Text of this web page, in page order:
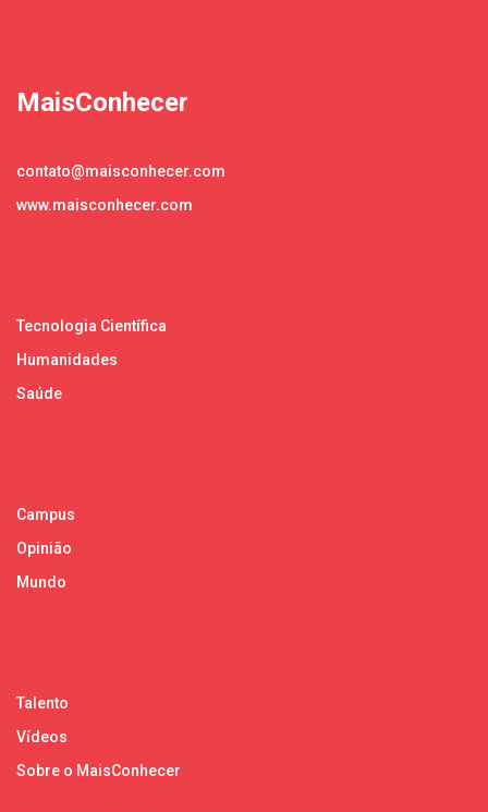
MaisConhecer
contato@maisconhecer.com
www.maisconhecer.com
Tecnologia Científica
Humanidades
Saúde
Campus
Opinião
Mundo
Talento
Vídeos
Sobre o MaisConhecer